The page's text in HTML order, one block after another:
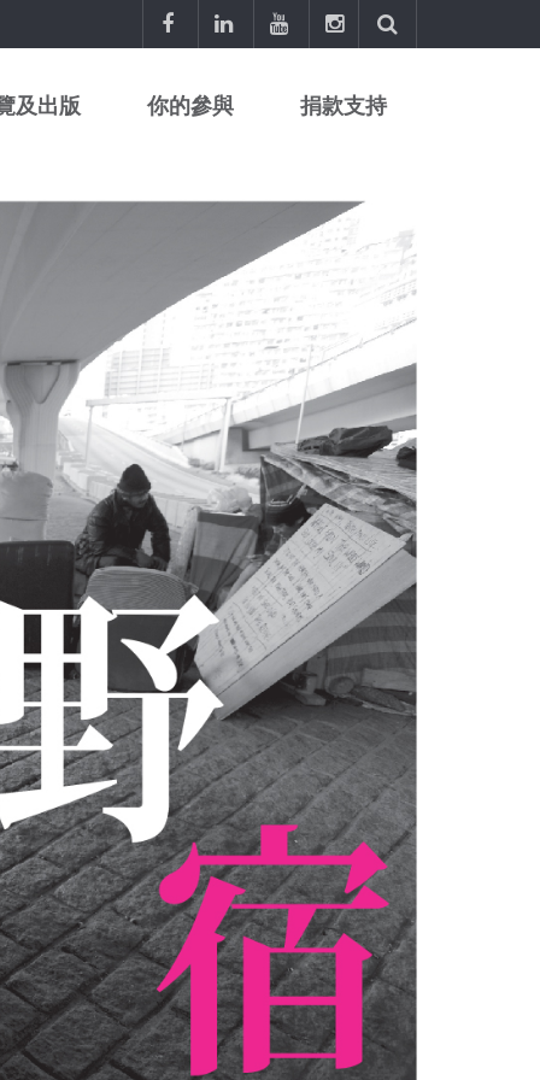
及出版 你的參與 捐款支持